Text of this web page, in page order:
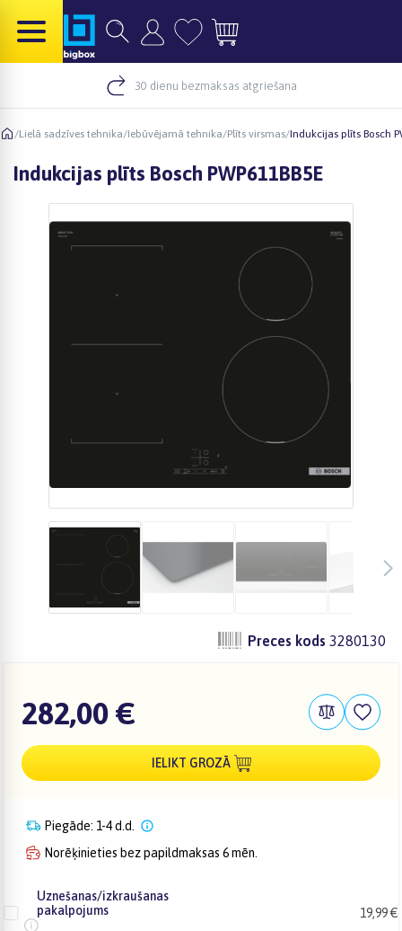
30 dienu bezmaksas atgriešana
/Lielā sadzīves tehnika/Iebūvējamā tehnika/Plīts virsmas/Indukcijas plīts Bosch
Indukcijas plīts Bosch PWP611BB5E
Preces kods 3280130
282,00 €
IELIKT GROZĀ
Piegāde: 1-4 d.d.
Norēķinieties bez papildmaksas 6 mēn.
Uznešanas/izkraušanas
pakalpojums
19,99 €